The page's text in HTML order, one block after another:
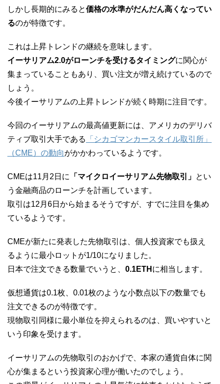
しかし長期的にみると価格の水準がだんだん高くなってい
るのが特徴です。
これは上昇トレンドの継続を意味します。
イーサリアム2.0がローンチを受けるタイミングに関心が
集まっていることもあり、買い注文が増え続けているので
しょう。
今後イーサリアムの上昇トレンドが続く時期に注目です。
今回のイーサリアムの最高値更新には、アメリカのデリバ
ティブ取引大手である
「シカゴマンカースタイル取引所」
（CME）の動向がかかわっているようです。
CMEは11月2日に 「マイクロイーサリアム先物取引」
とい
う金融商品のローンチを計画しています。
取引は12月6日から始まるそうですが、すでに注目を集め
ているようです。
CMEが新たに発表した先物取引は、個人投資家でも扱え
るように最小ロットが1/10になりました。
日本で注文できる数量でいうと、 0.1ETH に相当します。
仮想通貨は0.1枚、0.01枚のような小数点以下の数量でも
注文できるのが特徴です。
現物取引同様に最小単位を抑えられるのは、買いやすいと
いう印象を受けます。
イーサリアムの先物取引のおかげで、本家の通貨自体に関
心が集まるという投資家心理が働いたのでしょう。